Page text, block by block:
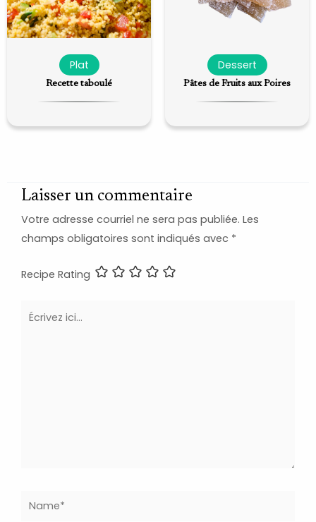
Plat
Recette taboulé
Dessert
Pâtes de Fruits aux Poires
Laisser un commentaire
Votre adresse courriel ne sera pas publiée. Les
champs obligatoires sont indiqués avec *
Recipe Rating
Écrivez
Name*